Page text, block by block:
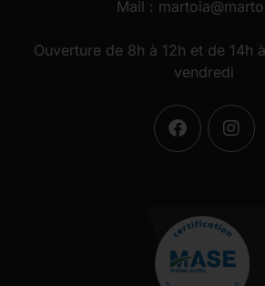
Mail :
Ouverture de 8h à 12h et de 14h
vendredi